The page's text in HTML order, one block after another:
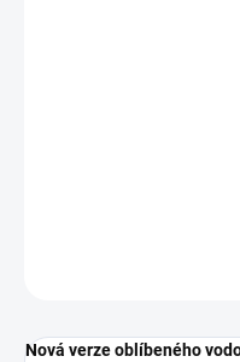
Nová verze oblíbeného